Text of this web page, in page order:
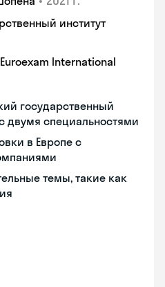
институт
International
государственный
двумя специальностями
в Европе с
темы, такие как